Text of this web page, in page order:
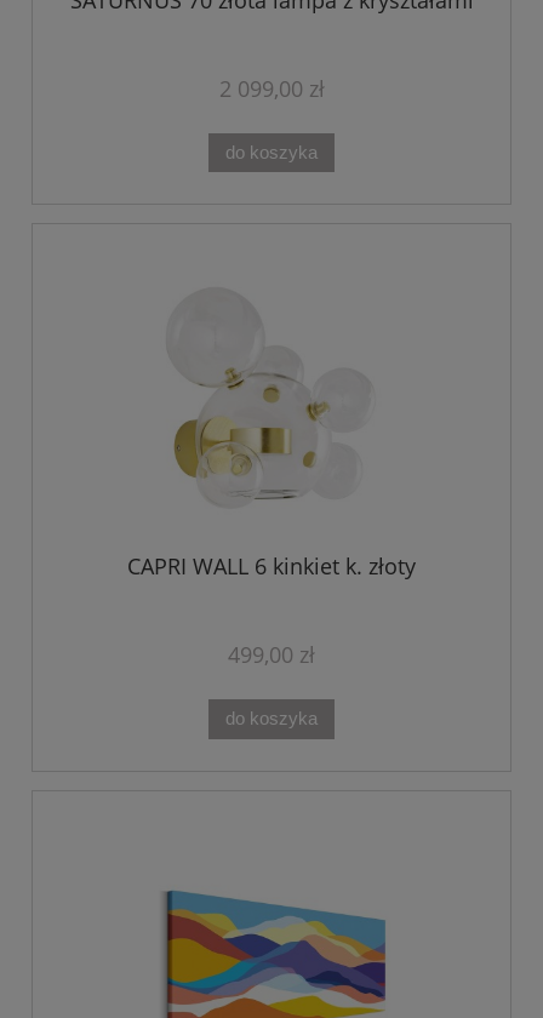
2 099,00 zł
do koszyka
CAPRI WALL 6 kinkiet k. złoty
499,00 zł
do koszyka